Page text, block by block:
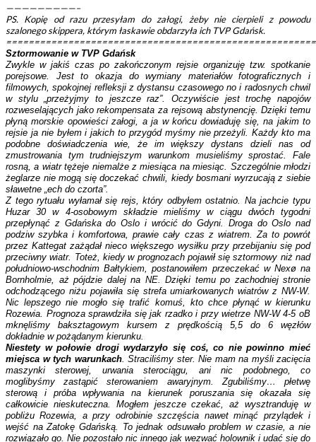
—————————–
PS. Kopię od razu przesyłam do załogi, żeby nie cierpieli z powodu
szalonego skippera, którym łaskawie obdarzyła ich TVP Gdańsk.
Sztormowanie w TVP Gdańsk
Zwykle w jakiś czas po zakończonym rejsie organizuję tzw. spotkanie
porejsowe. Jest to okazja do wymiany materiałów fotograficznych i
filmowych, spokojnej refleksji z dystansu czasowego no i radosnych chwil
w stylu „przeżyjmy to jeszcze raz”. Oczywiście jest trochę napojów
rozweselających jako rekompensata za rejsową abstynencję. Dzięki temu
płyną morskie opowieści załogi, a ja w końcu dowiaduję się, na jakim to
rejsie ja nie byłem i jakich to przygód myśmy nie przeżyli. Każdy kto ma
podobne doświadczenia wie, że im większy dystans dzieli nas od
zmustrowania tym trudniejszym warunkom musieliśmy sprostać. Fale
rosną, a wiatr tężeje niemalże z miesiąca na miesiąc. Szczególnie młodzi
żeglarze nie mogą się doczekać chwili, kiedy bosmani wyrzucają z siebie
sławetne „ech do czorta”.
Z tego rytuału wyłamał się rejs, który odbyłem ostatnio. Na jachcie typu
Huzar 30 w 4-osobowym składzie mieliśmy w ciągu dwóch tygodni
przepłynąć z Gdańska do Oslo i wrócić do Gdyni. Droga do Oslo nad
podziw szybka i komfortowa, prawie cały czas z wiatrem. Za to powrót
przez Kattegat zażądał nieco większego wysiłku przy przebijaniu się pod
przeciwny wiatr. Toteż, kiedy w prognozach pojawił się sztormowy niż nad
południowo-wschodnim Bałtykiem, postanowiłem przeczekać w Nexø na
Bornholmie, aż pójdzie dalej na NE. Dzięki temu po zachodniej stronie
odchodzącego niżu pojawiła się strefa umiarkowanych wiatrów z NW-W.
Nic lepszego nie mogło się trafić komuś, kto chce płynąć w kierunku
Rozewia. Prognoza sprawdziła się jak rzadko i przy wietrze NW-W 4-5 oB
mknęliśmy baksztagowym kursem z prędkością 5,5 do 6 węzłów
dokładnie w pożądanym kierunku.
Niestety w połowie drogi wydarzyło się coś, co nie powinno mieć
miejsca w tych warunkach. Straciliśmy ster. Nie mam na myśli zacięcia
maszynki sterowej, urwania sterociągu, ani nic podobnego, co
moglibyśmy zastąpić sterowaniem awaryjnym. Zgubiliśmy… płetwę
sterową i próba wpływania na kierunek poruszania się okazała się
całkowicie nieskuteczna. Mogłem jeszcze czekać, aż wysztranduję w
pobliżu Rozewia, a przy odrobinie szczęścia nawet minąć przylądek i
wejść na Zatokę Gdańską. To jednak odsuwało problem w czasie, a nie
rozwiązało go. Nie pozostało nic innego jak wezwać holownik i udać się do